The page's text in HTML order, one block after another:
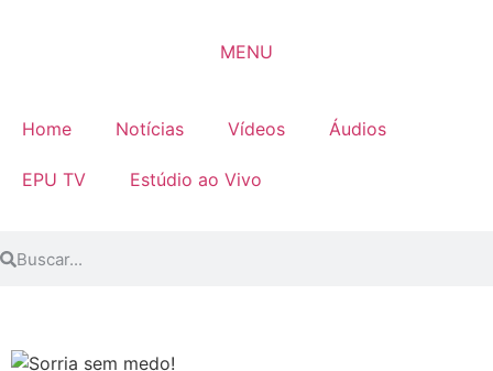
MENU
Home Notícias Vídeos Áudios
EPU TV Estúdio ao Vivo